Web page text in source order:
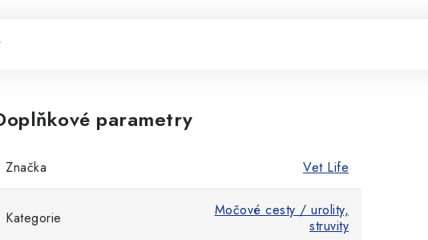
parametry
Značka Vet Life
Kategorie
Močové cesty / urolity,
struvity